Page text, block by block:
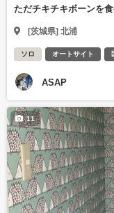
ただチキチキボーンを
[茨城県] 北浦
ソロ オートサイト
ASAP
11